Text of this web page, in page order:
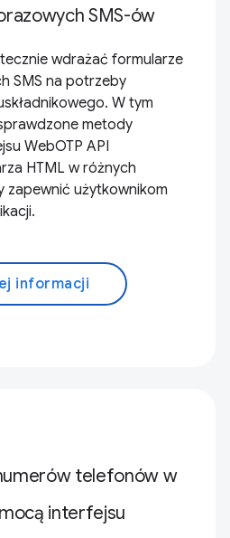
SMS-ów
wdrażać formularze
SMS na potrzeby
W tym
metody
WebOTP API
HTML w różnych
zapewnić użytkownikom
informacji
telefonów w
interfejsu